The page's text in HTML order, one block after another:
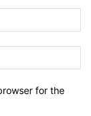
for the